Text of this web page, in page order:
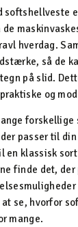
softshellveste
hverdag.
så de
på slid.
og
forskellige
passer til
en klassisk
finde det,
se, hvorfor
mange.